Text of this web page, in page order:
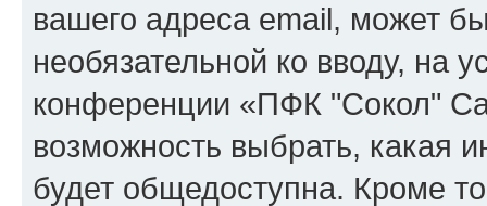
вашего адреса email, может
необязательной ко вводу, на
конференции «ПФК "Сокол"
возможность выбрать, какая
будет общедоступна. Кроме